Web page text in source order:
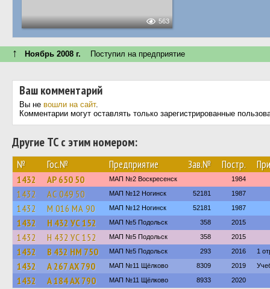
563
↑ Ноябрь 2008 г. Поступил на предприятие
Ваш комментарий
Вы не вошли на сайт.
Комментарии могут оставлять только зарегистрированные
Другие ТС с этим номером:
№ Гос.№ Предприятие Зав.№ Постр.
1432 АР 650 50 МАП №2 Воскресенск 1984
1432 АС 049 50 МАП №12 Ногинск 52181 1987
1432 М 016 МА 90 МАП №12 Ногинск 52181 1987
1432 Н 432 УС 152 МАП №5 Подольск 358 2015
1432 Н 432 УС 152 МАП №5 Подольск 358 2015
1432 В 432 НМ 750 МАП №5 Подольск 293 2016 1
1432 А 267 АХ 790 МАП №11 Щёлково 8309 2019
1432 А 184 АХ 790 МАП №11 Щёлково 8933 2020